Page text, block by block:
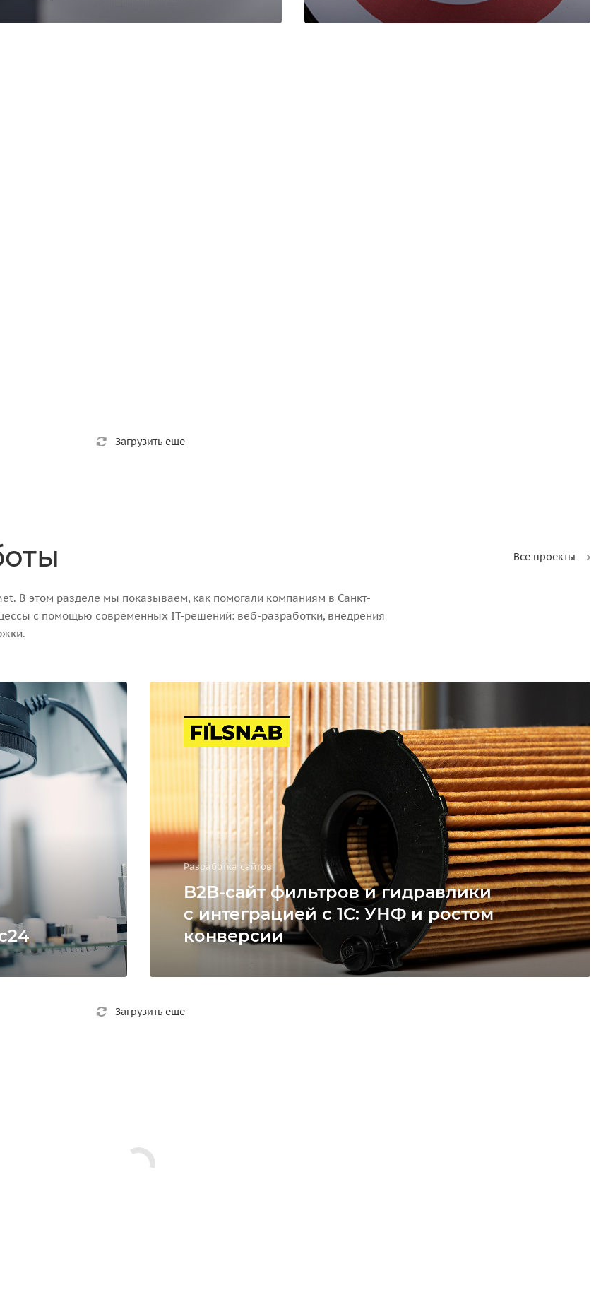
Загрузить еще
Все проекты
В этом разделе мы показываем, как помогали компаниям в Санкт-
с помощью современных IT-решений: веб-разработки, внедрения
Разработка сайтов
B2B-сайт фильтров и гидравлики
с интеграцией с 1С: УНФ и ростом
конверсии
Загрузить еще